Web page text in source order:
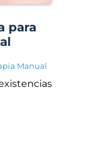
para
Manual